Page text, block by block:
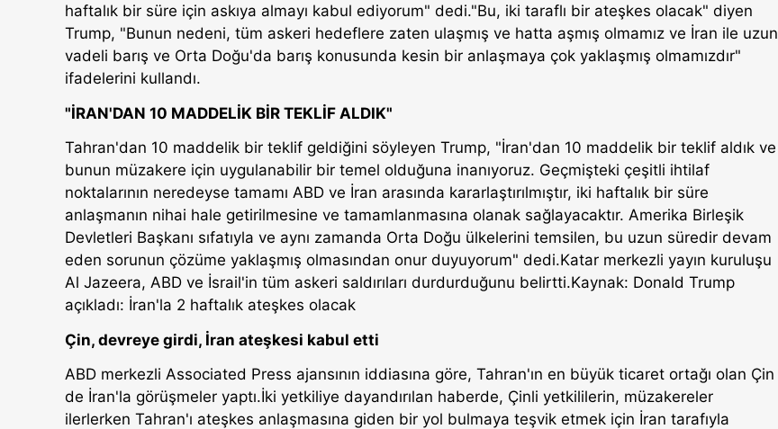
haftalık bir süre için askıya almayı kabul ediyorum" dedi."Bu, iki taraflı bir ateşkes olacak" diyen
Trump, "Bunun nedeni, tüm askeri hedeflere zaten ulaşmış ve hatta aşmış olmamız ve İran ile uzun
vadeli barış ve Orta Doğu'da barış konusunda kesin bir anlaşmaya çok yaklaşmış olmamızdır"
ifadelerini kullandı.
"İRAN'DAN 10 MADDELİK BİR TEKLİF ALDIK"
Tahran'dan 10 maddelik bir teklif geldiğini söyleyen Trump, "İran'dan 10 maddelik bir teklif aldık ve
bunun müzakere için uygulanabilir bir temel olduğuna inanıyoruz. Geçmişteki çeşitli ihtilaf
noktalarının neredeyse tamamı ABD ve İran arasında kararlaştırılmıştır, iki haftalık bir süre
anlaşmanın nihai hale getirilmesine ve tamamlanmasına olanak sağlayacaktır. Amerika Birleşik
Devletleri Başkanı sıfatıyla ve aynı zamanda Orta Doğu ülkelerini temsilen, bu uzun süredir devam
eden sorunun çözüme yaklaşmış olmasından onur duyuyorum" dedi.Katar merkezli yayın kuruluşu
Al Jazeera, ABD ve İsrail'in tüm askeri saldırıları durdurduğunu belirtti.Kaynak: Donald Trump
açıkladı: İran'la 2 haftalık ateşkes olacak
Çin, devreye girdi, İran ateşkesi kabul etti
ABD merkezli Associated Press ajansının iddiasına göre, Tahran'ın en büyük ticaret ortağı olan Çin
de İran'la görüşmeler yaptı.İki yetkiliye dayandırılan haberde, Çinli yetkililerin, müzakereler
ilerlerken Tahran'ı ateşkes anlaşmasına giden bir yol bulmaya teşvik etmek için İran tarafıyla